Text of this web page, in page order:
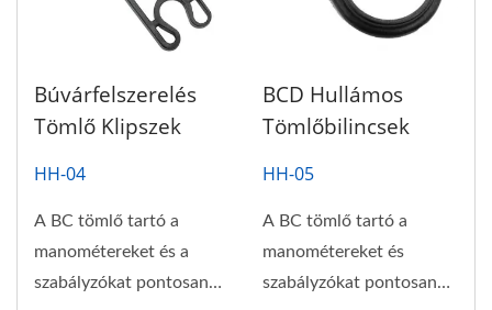
Búvárfelszerelés
Tömlő Klipszek
HH-04
A BC tömlő tartó a
manométereket és a
szabályzókat pontosan
BCD Hullámos
Tömlőbilincsek
HH-05
A BC tömlő tartó a
manométereket és
szabályzókat pontosan